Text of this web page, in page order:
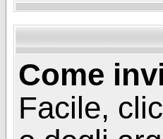
Come
Facile,